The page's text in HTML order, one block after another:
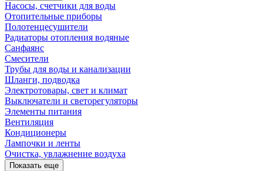
Насосы, счетчики для воды
Отопительные приборы
Полотенцесушители
Радиаторы отопления водяные
Санфаянс
Смесители
Трубы для воды и канализации
Шланги, подводка
Электротовары, свет и климат
Выключатели и светорегуляторы
Элементы питания
Вентиляция
Кондиционеры
Лампочки и ленты
Очистка, увлажнение воздуха
Показать еще